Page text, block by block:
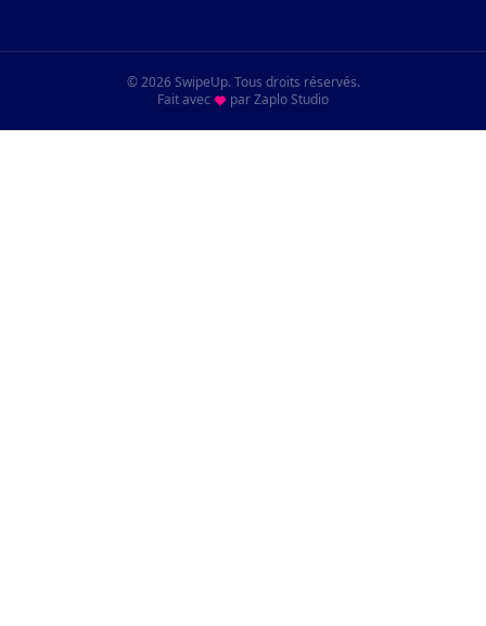
© 2026 SwipeUp. Tous droits réservés.
Fait avec
parZaplo Studio